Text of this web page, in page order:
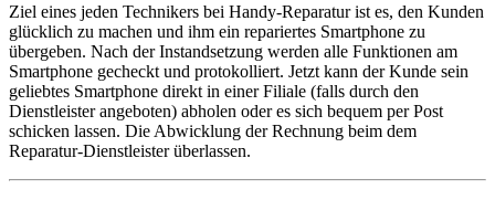
Ziel eines jeden Technikers bei Handy-Reparatur ist es, den Kunden
glücklich zu machen und ihm ein repariertes Smartphone zu
übergeben. Nach der Instandsetzung werden alle Funktionen am
Smartphone gecheckt und protokolliert. Jetzt kann der Kunde sein
geliebtes Smartphone direkt in einer Filiale (falls durch den
Dienstleister angeboten) abholen oder es sich bequem per Post
schicken lassen. Die Abwicklung der Rechnung beim dem
Reparatur-Dienstleister überlassen.